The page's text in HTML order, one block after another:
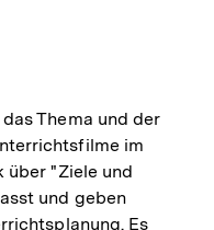
Thema und der
im
"Ziele und
und geben
Es